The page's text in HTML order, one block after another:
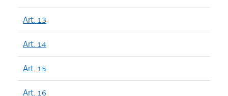
Art. 13
Art. 14
Art. 15
Art. 16